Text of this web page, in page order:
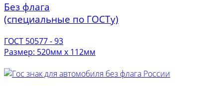
Без флага
(специальные по ГОСТу)
ГОСТ 50577 - 93
Размер: 520мм х 112мм